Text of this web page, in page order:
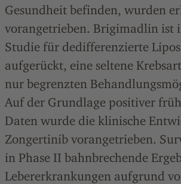
Gesundheit befinden, wurden
vorangetrieben. Brigimadlin ist
Studie für dedifferenzierte
aufgerückt, eine seltene
nur begrenzten
Auf der Grundlage positiver
Daten wurde die klinische
Zongertinib vorangetrieben.
in Phase II bahnbrechende
Lebererkrankungen aufgrund